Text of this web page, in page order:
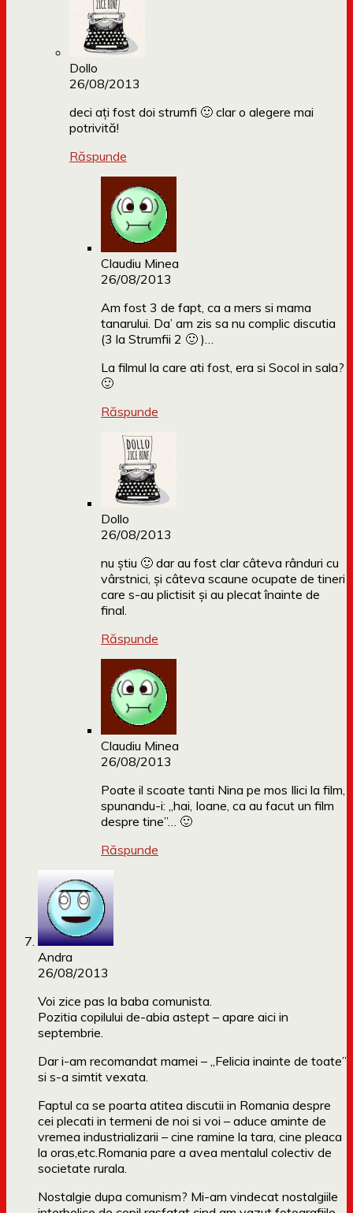
Dollo
26/08/2013
deci ați fost doi strumfi 🙂 clar o alegere mai
potrivită!
Răspunde
Claudiu Minea
26/08/2013
Am fost 3 de fapt, ca a mers si mama
tanarului. Da’ am zis sa nu complic discutia
(3 la Strumfii 2 🙂 )…
La filmul la care ati fost, era si Socol in sala?
🙂
Răspunde
Dollo
26/08/2013
nu știu 🙂 dar au fost clar câteva rânduri cu
vârstnici, și câteva scaune ocupate de tineri
care s-au plictisit și au plecat înainte de
final.
Răspunde
Claudiu Minea
26/08/2013
Poate il scoate tanti Nina pe mos Ilici la film,
spunandu-i: „hai, Ioane, ca au facut un film
despre tine”… 🙂
Răspunde
Andra
26/08/2013
Voi zice pas la baba comunista.
Pozitia copilului de-abia astept – apare aici in
septembrie.
Dar i-am recomandat mamei – „Felicia inainte de toate”
si s-a simtit vexata.
Faptul ca se poarta atitea discutii in Romania despre
cei plecati in termeni de noi si voi – aduce aminte de
vremea industrializarii – cine ramine la tara, cine pleaca
la oras,etc.Romania pare a avea mentalul colectiv de
societate rurala.
Nostalgie dupa comunism? Mi-am vindecat nostalgiile